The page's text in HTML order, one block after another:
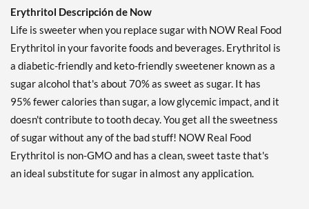
Erythritol Descripción de Now
Life is sweeter when you replace sugar with NOW Real Food
Erythritol in your favorite foods and beverages. Erythritol is
a diabetic-friendly and keto-friendly sweetener known as a
sugar alcohol that's about 70% as sweet as sugar. It has
95% fewer calories than sugar, a low glycemic impact, and it
doesn't contribute to tooth decay. You get all the sweetness
of sugar without any of the bad stuff! NOW Real Food
Erythritol is non-GMO and has a clean, sweet taste that's
an ideal substitute for sugar in almost any application.